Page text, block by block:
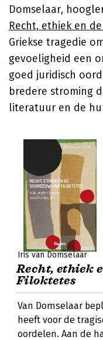
Domselaar,
Recht, ethiek en
Griekse tragedie
gevoeligheid een
goed juridisch
bredere stroming
literatuur en de
Iris van Domselaar
Recht, ethiek
Filoktetes
Van Domselaar
heeft voor de
oordelen. Aan de